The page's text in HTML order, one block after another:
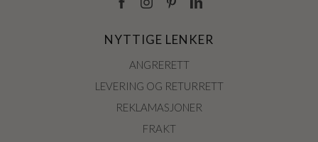
NYTTIGE LENKER
ANGRERETT
LEVERING OG RETURRETT
REKLAMASJONER
FRAKT